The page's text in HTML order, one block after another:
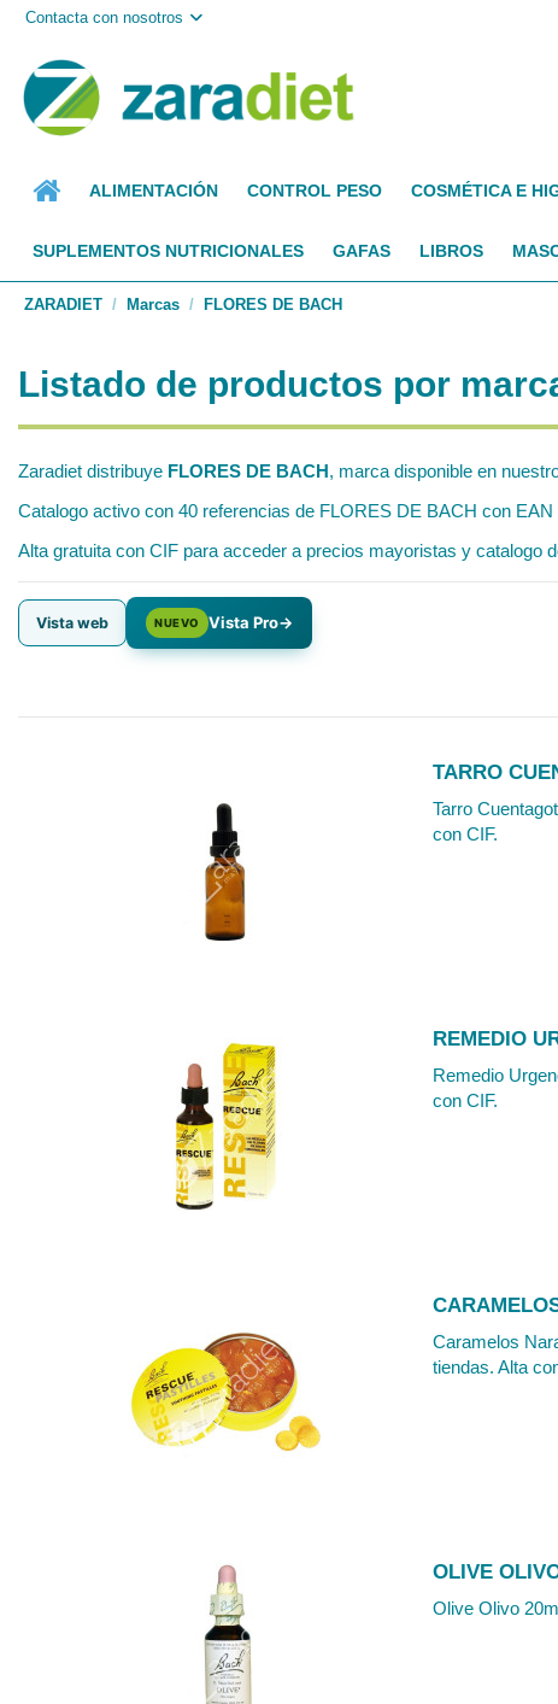
Contacta con nosotros
ALIMENTACIÓN CONTROL PESO COSMÉTICA E
SUPLEMENTOS NUTRICIONALES GAFAS LIBROS
ZARADIET Marcas FLORES DE BACH
Listado de productos por
Zaradiet distribuye FLORES DE BACH, marca disponible en
Catalogo activo con 40 referencias de FLORES DE BACH con
Alta gratuita con CIF para acceder a precios mayoristas y catalogo
Vista web NUEVO Vista Pro→
TARRO
Tarro
con CIF.
REMEDIO
Remedio
con CIF.
Caramelos
tiendas. Alta
OLIVE
Olive Olivo